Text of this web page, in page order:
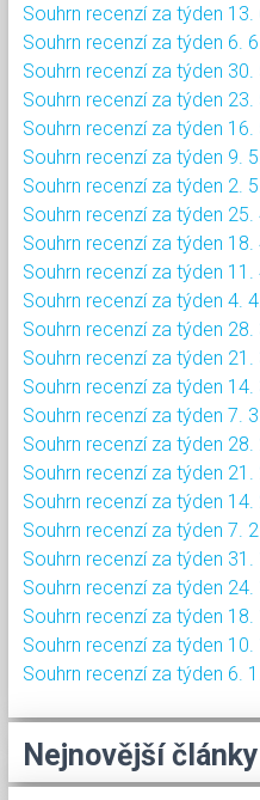
Souhrn recenzí za týden 13.
Souhrn recenzí za týden 6.
Souhrn recenzí za týden 30.
Souhrn recenzí za týden 23.
Souhrn recenzí za týden 16.
Souhrn recenzí za týden 9.
Souhrn recenzí za týden 2.
Souhrn recenzí za týden 25.
Souhrn recenzí za týden 18.
Souhrn recenzí za týden 11.
Souhrn recenzí za týden 4.
Souhrn recenzí za týden 28.
Souhrn recenzí za týden 21.
Souhrn recenzí za týden 14.
Souhrn recenzí za týden 7.
Souhrn recenzí za týden 28.
Souhrn recenzí za týden 21.
Souhrn recenzí za týden 14.
Souhrn recenzí za týden 7.
Souhrn recenzí za týden 31.
Souhrn recenzí za týden 24.
Souhrn recenzí za týden 18.
Souhrn recenzí za týden 10.
Souhrn recenzí za týden 6.
Nejnovější články